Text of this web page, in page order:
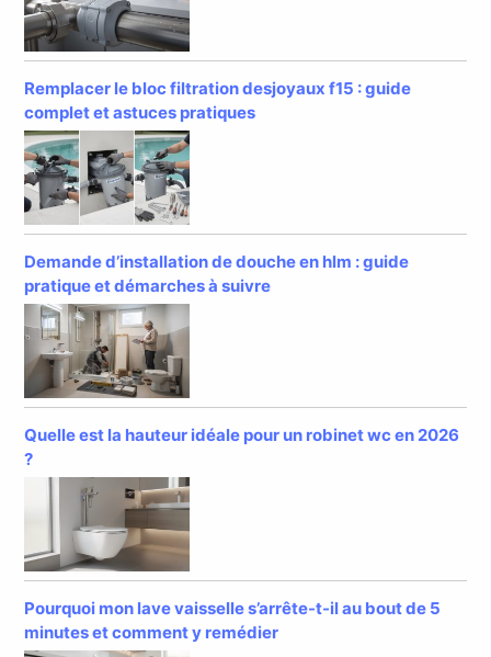
Remplacer le bloc filtration desjoyaux f15 : guide
complet et astuces pratiques
Demande d’installation de douche en hlm : guide
pratique et démarches à suivre
Quelle est la hauteur idéale pour un robinet wc en 2026
?
Pourquoi mon lave vaisselle s’arrête-t-il au bout de 5
minutes et comment y remédier